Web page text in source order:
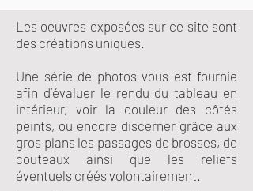
Les oeuvres exposées sur ce site sont
des créations uniques.
Une série de photos vous est fournie
afin d’évaluer le rendu du tableau en
intérieur, voir la couleur des côtés
peints, ou encore discerner grâce aux
gros plans les passages de brosses, de
couteaux ainsi que les reliefs
éventuels créés volontairement.